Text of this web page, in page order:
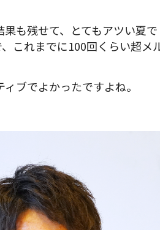
果も残せて、とてもアツい夏
これまでに100回くらい超メ
ブでよかったですよね。